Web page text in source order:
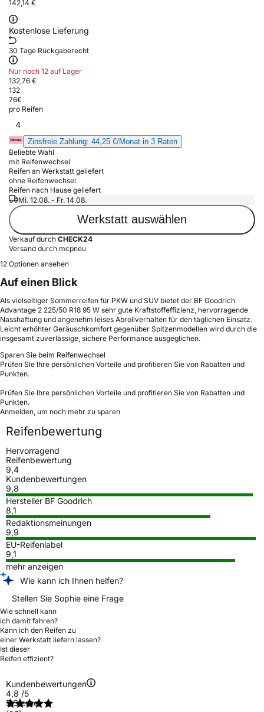
142,14 €
Kostenlose Lieferung
30 Tage Rückgaberecht
Nur noch 12 auf Lager
132,76 €
132
76€
pro Reifen
4
Zinsfreie Zahlung: 44,25 €/Monat in 3 Raten
Beliebte Wahl
mit Reifenwechsel
Reifen an Werkstatt geliefert
ohne Reifenwechsel
Reifen nach Hause geliefert
Mi. 12.08. - Fr. 14.08.
Werkstatt auswählen
Verkauf durch CHECK24
Versand durch mcpneu
12 Optionen ansehen
Auf einen Blick
Als vielseitiger Sommerreifen für PKW und SUV bietet der BF Goodrich
Advantage 2 225/50 R18 95 W sehr gute Kraftstoffeffizienz, hervorragende
Nasshaftung und angenehm leises Abrollverhalten für den täglichen Einsatz.
Leicht erhöhter Geräuschkomfort gegenüber Spitzenmodellen wird durch die
insgesamt zuverlässige, sichere Performance ausgeglichen.
Sparen Sie beim Reifenwechsel
Prüfen Sie Ihre persönlichen Vorteile und profitieren Sie von Rabatten und
Punkten.
Prüfen Sie Ihre persönlichen Vorteile und profitieren Sie von Rabatten und
Punkten.
Anmelden, um noch mehr zu sparen
Reifenbewertung
Hervorragend
Reifenbewertung
9,4
Kundenbewertungen
9,8
Hersteller BF Goodrich
8,1
Redaktionsmeinungen
9,9
EU-Reifenlabel
9,1
mehr anzeigen
Wie kann ich Ihnen helfen?
Stellen Sie Sophie eine Frage
Wie schnell kann
ich damit fahren?
Kann ich den Reifen zu
einer Werkstatt liefern lassen?
Ist dieser
Reifen effizient?
Kundenbewertungen
4,8 /5
5 Sterne